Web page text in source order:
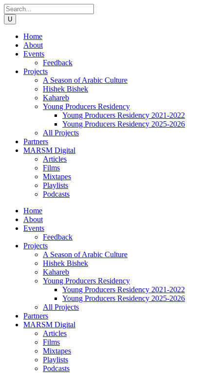
Home
About
Events
Feedback
Projects
A Season of Arabic Culture
Hishek Bishek
Kahareb
Young Producers Residency
Young Producers Residency 2021-2022
Young Producers Residency 2025-2026
All Projects
Partners
MARSM Digital
Articles
Films
Mixtapes
Playlists
Podcasts
Home
About
Events
Feedback
Projects
A Season of Arabic Culture
Hishek Bishek
Kahareb
Young Producers Residency
Young Producers Residency 2021-2022
Young Producers Residency 2025-2026
All Projects
Partners
MARSM Digital
Articles
Films
Mixtapes
Playlists
Podcasts